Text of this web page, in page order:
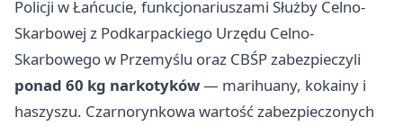
Policji w Łańcucie, funkcjonariuszami Służby Celno-
Skarbowej z Podkarpackiego Urzędu Celno-
Skarbowego w Przemyślu oraz CBŚP zabezpieczyli
ponad 60 kg narkotyków— marihuany, kokainy i
haszyszu. Czarnorynkowa wartość zabezpieczonych